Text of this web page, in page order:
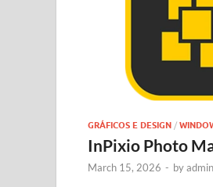
GRÁFICOS E DESIGN /
InPixio Photo
March 15, 2026 - by